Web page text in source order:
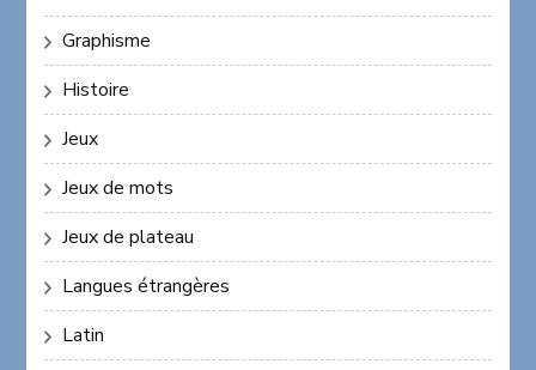
Graphisme
Histoire
Jeux
Jeux de mots
Jeux de plateau
Langues étrangères
Latin